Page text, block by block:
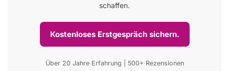
schaffen.
Kostenloses Erstgespräch sichern.
Über 20 Jahre Erfahrung | 500+ Rezensionen